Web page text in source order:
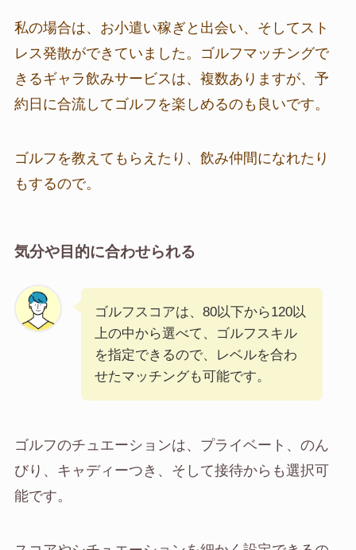
私の場合は、お小遣い稼ぎと出会い、そしてスト
レス発散ができていました。ゴルフマッチングで
きるギャラ飲みサービスは、複数ありますが、予
約日に合流してゴルフを楽しめるのも良いです。
ゴルフを教えてもらえたり、飲み仲間になれたり
もするので。
気分や目的に合わせられる
ゴルフスコアは、80以下から120以
上の中から選べて、ゴルフスキル
を指定できるので、レベルを合わ
せたマッチングも可能です。
ゴルフのチュエーションは、プライベート、のん
びり、キャディーつき、そして接待からも選択可
能です。